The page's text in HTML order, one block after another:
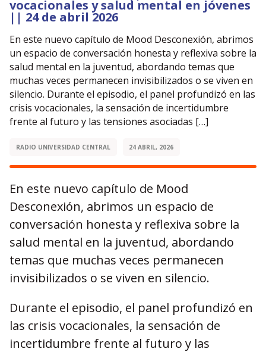
vocacionales y salud mental en jóvenes
|| 24 de abril 2026
En este nuevo capítulo de Mood Desconexión, abrimos
un espacio de conversación honesta y reflexiva sobre la
salud mental en la juventud, abordando temas que
muchas veces permanecen invisibilizados o se viven en
silencio. Durante el episodio, el panel profundizó en las
crisis vocacionales, la sensación de incertidumbre
frente al futuro y las tensiones asociadas […]
RADIO UNIVERSIDAD CENTRAL 24 ABRIL, 2026
En este nuevo capítulo de Mood
Desconexión, abrimos un espacio de
conversación honesta y reflexiva sobre la
salud mental en la juventud, abordando
temas que muchas veces permanecen
invisibilizados o se viven en silencio.
Durante el episodio, el panel profundizó en
las crisis vocacionales, la sensación de
incertidumbre frente al futuro y las